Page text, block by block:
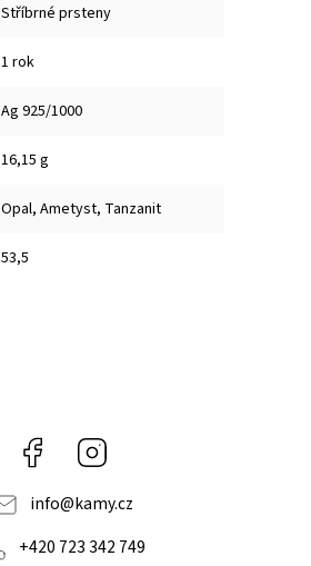
Stříbrné prsteny
1 rok
Ag 925/1000
16,15 g
Opal, Ametyst, Tanzanit
53,5
Facebook
info@kamy.cz
+420 723 342 749